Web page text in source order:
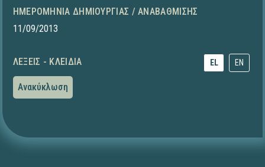
ΗΜΕΡΟΜΗΝΊΑ ΔΗΜΙΟΥΡΓΊΑΣ / ΑΝΑΒΆΘΜΙΣΗΣ
11/09/2013
ΛΈΞΕΙΣ - ΚΛΕΙΔΙΆ EL EN
Ανακύκλωση